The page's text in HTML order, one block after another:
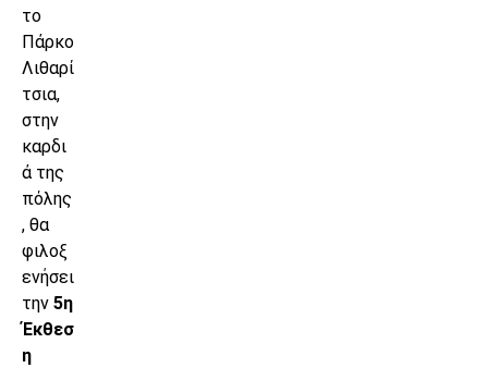
το
Πάρκο
Λιθαρί
τσια,
στην
καρδι
ά της
πόλης
, θα
φιλοξ
ενήσει
την 5η
Έκθεσ
η